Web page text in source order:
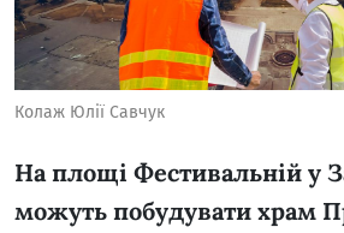
Колаж Юлії Савчук
На площі Фестивальній у
можуть побудувати храм